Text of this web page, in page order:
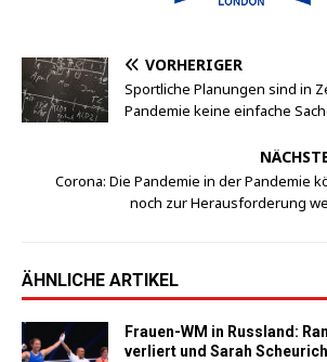
VORHERIGER
Sportliche Planungen sind in
Pandemie keine einfache
Corona: Die Pandemie in der Pandemie
noch zur Herausforderung
ÄHNLICHE ARTIKEL
Frauen-WM in Russland:
verliert und Sarah